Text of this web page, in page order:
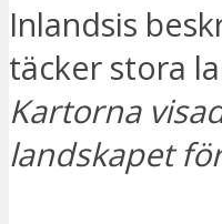
Inlandsis
täcker stora
Kartorna
landskapet